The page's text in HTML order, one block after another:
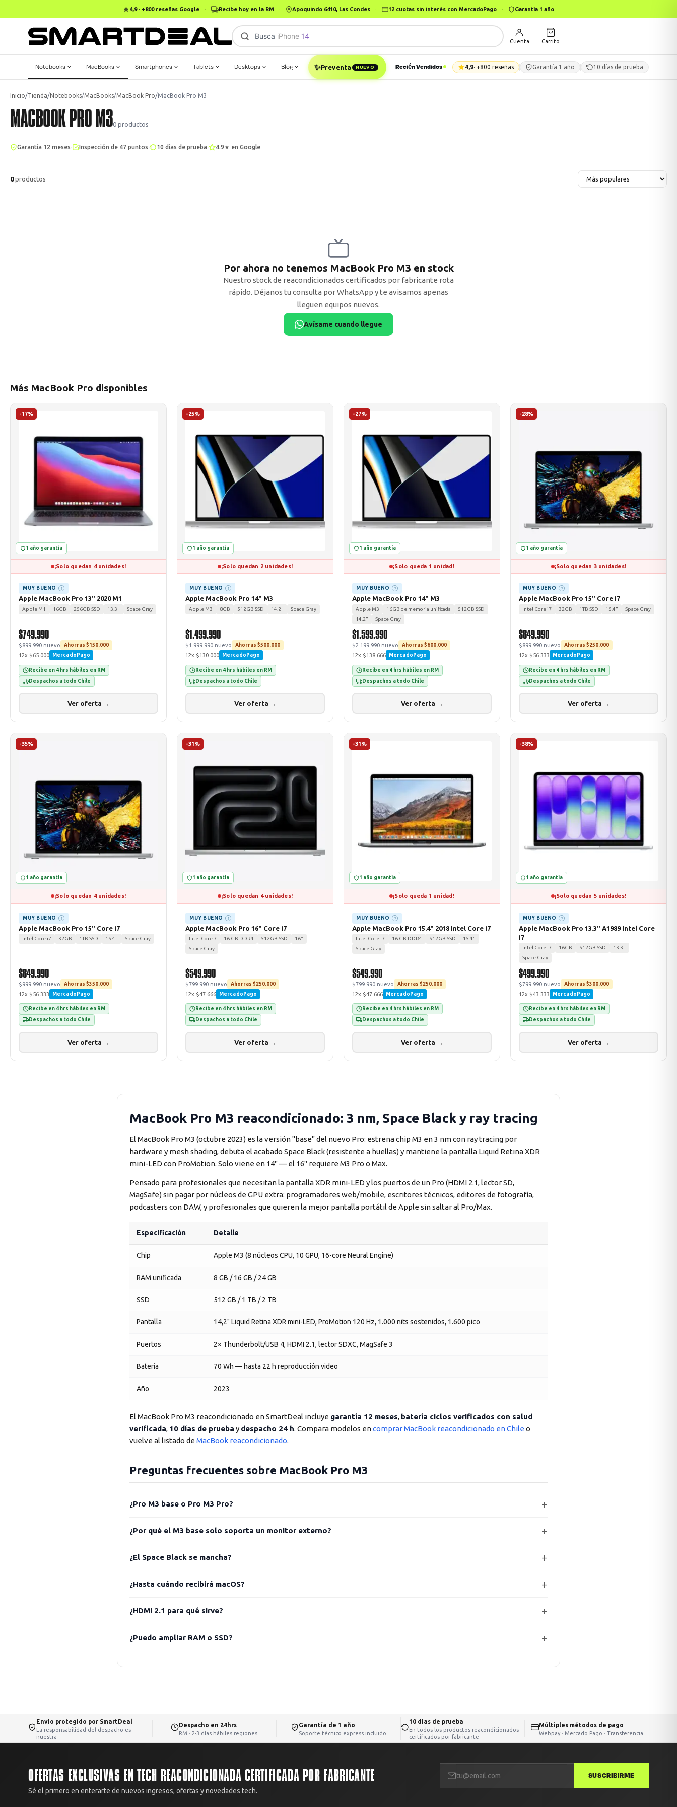
4,9 · +800 reseñas Google · Recibe hoy en la RM · Apoquindo 6410, Las Condes · 12 cuotas sin interés con MercadoPago · Garantía 1 año
Busca iPhone 14
Cuenta Carrito
Notebooks MacBooks Smartphones Tablets Desktops Blog ✨Preventa NUEVO Recién Vendidos 4,9· +800 reseñas Garantía 1 año 10 días de prueba
Inicio/Tienda/Notebooks/MacBooks/MacBook Pro/MacBook Pro M3
MACBOOK PRO M30 productos
Garantía 12 meses Inspección de 47 puntos 10 días de prueba 4.9★ en Google
0productos
Por ahora no tenemos MacBook Pro M3 en stock
Nuestro stock de reacondicionados certificados por fabricante rota
rápido. Déjanos tu consulta por WhatsApp y te avisamos apenas
lleguen equipos nuevos.
Avísame cuando llegue
Más MacBook Pro disponibles
-17%
1 año garantía
¡Solo quedan 4 unidades!
MUY BUENO ?
Apple MacBook Pro 13" 2020 M1
Apple M1 16GB 256GB SSD 13.3" Space Gray
$749.990
$899.990 nuevo Ahorras $150.000
12x $65.000 MercadoPago
Recibe en 4 hrs hábiles en RM
Despachos a todo Chile
Ver oferta →
-25%
1 año garantía
¡Solo quedan 2 unidades!
MUY BUENO ?
Apple MacBook Pro 14" M3
Apple M3 8GB 512GB SSD 14.2" Space Gray
$1.499.990
$1.999.990 nuevo Ahorras $500.000
12x $130.000 MercadoPago
Recibe en 4 hrs hábiles en RM
Despachos a todo Chile
Ver oferta →
-27%
1 año garantía
¡Solo queda 1 unidad!
MUY BUENO ?
Apple MacBook Pro 14" M3
Apple M3 16GB de memoria unificada
512GB SSD
14.2"
Space Gray
$1.599.990
$2.199.990 nuevo Ahorras $600.000
12x $138.666 MercadoPago
Recibe en 4 hrs hábiles en RM
Despachos a todo Chile
Ver oferta →
-28%
1 año garantía
¡Solo quedan 3 unidades!
MUY BUENO ?
Apple MacBook Pro 15" Core i7
Intel Core i7 32GB 1TB SSD 15.4" Space Gray
$649.990
$899.990 nuevo Ahorras $250.000
12x $56.333 MercadoPago
Recibe en 4 hrs hábiles en RM
Despachos a todo Chile
Ver oferta →
-35%
1 año garantía
¡Solo quedan 4 unidades!
MUY BUENO ?
Apple MacBook Pro 15" Core i7
Intel Core i7 32GB 1TB SSD 15.4" Space Gray
$649.990
$999.990 nuevo Ahorras $350.000
12x $56.333 MercadoPago
Recibe en 4 hrs hábiles en RM
Despachos a todo Chile
Ver oferta →
-31%
1 año garantía
¡Solo quedan 4 unidades!
MUY BUENO ?
Apple MacBook Pro 16" Core i7
Intel Core 7 16 GB DDR4 512GB SSD
16"
Space Gray
$549.990
$799.990 nuevo Ahorras $250.000
12x $47.666 MercadoPago
Recibe en 4 hrs hábiles en RM
Despachos a todo Chile
Ver oferta →
-31%
1 año garantía
¡Solo queda 1 unidad!
MUY BUENO ?
Apple MacBook Pro 15.4" 2018 Intel Core i7
Intel Core i7 16 GB DDR4 512GB SSD
15.4"
Space Gray
$549.990
$799.990 nuevo Ahorras $250.000
12x $47.666 MercadoPago
Recibe en 4 hrs hábiles en RM
Despachos a todo Chile
Ver oferta →
-38%
1 año garantía
¡Solo quedan 5 unidades!
MUY BUENO ?
Apple MacBook Pro 13.3" A1989 Intel Core
i7
Intel Core i7 16GB 512GB SSD
13.3"
Space Gray
$499.990
$799.990 nuevo Ahorras $300.000
12x $43.333 MercadoPago
Recibe en 4 hrs hábiles en RM
Despachos a todo Chile
Ver oferta →
MacBook Pro M3 reacondicionado: 3 nm, Space Black y ray tracing
El MacBook Pro M3 (octubre 2023) es la versión "base" del nuevo Pro: estrena chip M3 en 3 nm con ray tracing por
hardware y mesh shading, debuta el acabado Space Black (resistente a huellas) y mantiene la pantalla Liquid Retina XDR
mini-LED con ProMotion. Solo viene en 14" — el 16" requiere M3 Pro o Max.
Pensado para profesionales que necesitan la pantalla XDR mini-LED y los puertos de un Pro (HDMI 2.1, lector SD,
MagSafe) sin pagar por núcleos de GPU extra: programadores web/mobile, escritores técnicos, editores de fotografía,
podcasters con DAW, y profesionales que quieren la mejor pantalla portátil de Apple sin saltar al Pro/Max.
Especificación Detalle
Chip Apple M3 (8 núcleos CPU, 10 GPU, 16-core Neural Engine)
RAM unificada 8 GB / 16 GB / 24 GB
SSD 512 GB / 1 TB / 2 TB
Pantalla 14,2" Liquid Retina XDR mini-LED, ProMotion 120 Hz, 1.000 nits sostenidos, 1.600 pico
Puertos 2× Thunderbolt/USB 4, HDMI 2.1, lector SDXC, MagSafe 3
Batería 70 Wh — hasta 22 h reproducción video
Año 2023
El MacBook Pro M3 reacondicionado en SmartDeal incluye garantía 12 meses, batería ciclos verificados con salud
verificada, 10 días de prueba y despacho 24 h. Compara modelos encomprar MacBook reacondicionado en Chile o
vuelve al listado deMacBook reacondicionado.
Preguntas frecuentes sobre MacBook Pro M3
¿Pro M3 base o Pro M3 Pro?
¿Por qué el M3 base solo soporta un monitor externo?
¿El Space Black se mancha?
¿Hasta cuándo recibirá macOS?
¿HDMI 2.1 para qué sirve?
¿Puedo ampliar RAM o SSD?
Envío protegido por SmartDeal
La responsabilidad del despacho es
nuestra
Despacho en 24hrs
RM · 2-3 días hábiles regiones
Garantía de 1 año
Soporte técnico express incluido
10 días de prueba
En todos los productos reacondicionados
certificados por fabricante
Múltiples métodos de pago
Webpay · Mercado Pago · Transferencia
OFERTAS EXCLUSIVAS EN TECH REACONDICIONADA CERTIFICADA POR FABRICANTE
Sé el primero en enterarte de nuevos ingresos, ofertas y novedades tech.
SUSCRIBIRME